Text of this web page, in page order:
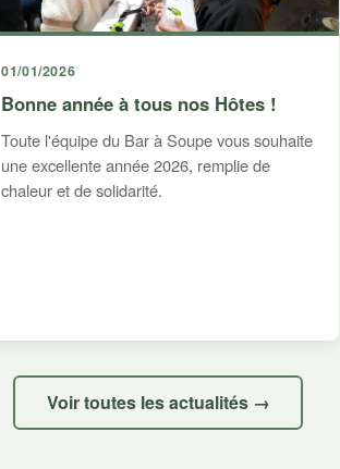
01/01/2026
Bonne année à tous nos Hôtes !
Toute l'équipe du Bar à Soupe vous souhaite
une excellente année 2026, remplie de
chaleur et de solidarité.
Voir toutes les actualités →